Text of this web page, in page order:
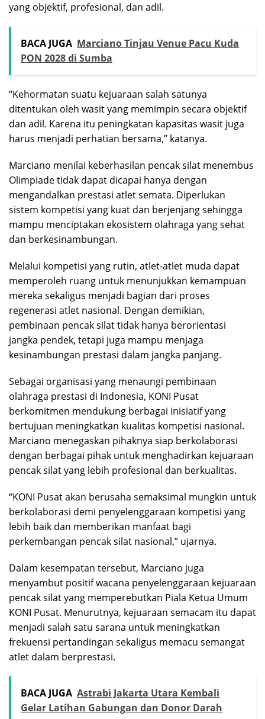
yang objektif, profesional, dan adil.
BACA JUGA Marciano Tinjau Venue Pacu Kuda
PON 2028 di Sumba
“Kehormatan suatu kejuaraan salah satunya
ditentukan oleh wasit yang memimpin secara objektif
dan adil. Karena itu peningkatan kapasitas wasit juga
harus menjadi perhatian bersama,” katanya.
Marciano menilai keberhasilan pencak silat menembus
Olimpiade tidak dapat dicapai hanya dengan
mengandalkan prestasi atlet semata. Diperlukan
sistem kompetisi yang kuat dan berjenjang sehingga
mampu menciptakan ekosistem olahraga yang sehat
dan berkesinambungan.
Melalui kompetisi yang rutin, atlet-atlet muda dapat
memperoleh ruang untuk menunjukkan kemampuan
mereka sekaligus menjadi bagian dari proses
regenerasi atlet nasional. Dengan demikian,
pembinaan pencak silat tidak hanya berorientasi
jangka pendek, tetapi juga mampu menjaga
kesinambungan prestasi dalam jangka panjang.
Sebagai organisasi yang menaungi pembinaan
olahraga prestasi di Indonesia, KONI Pusat
berkomitmen mendukung berbagai inisiatif yang
bertujuan meningkatkan kualitas kompetisi nasional.
Marciano menegaskan pihaknya siap berkolaborasi
dengan berbagai pihak untuk menghadirkan kejuaraan
pencak silat yang lebih profesional dan berkualitas.
“KONI Pusat akan berusaha semaksimal mungkin untuk
berkolaborasi demi penyelenggaraan kompetisi yang
lebih baik dan memberikan manfaat bagi
perkembangan pencak silat nasional,” ujarnya.
Dalam kesempatan tersebut, Marciano juga
menyambut positif wacana penyelenggaraan kejuaraan
pencak silat yang memperebutkan Piala Ketua Umum
KONI Pusat. Menurutnya, kejuaraan semacam itu dapat
menjadi salah satu sarana untuk meningkatkan
frekuensi pertandingan sekaligus memacu semangat
atlet dalam berprestasi.
BACA JUGA Astrabi Jakarta Utara Kembali
Gelar Latihan Gabungan dan Donor Darah